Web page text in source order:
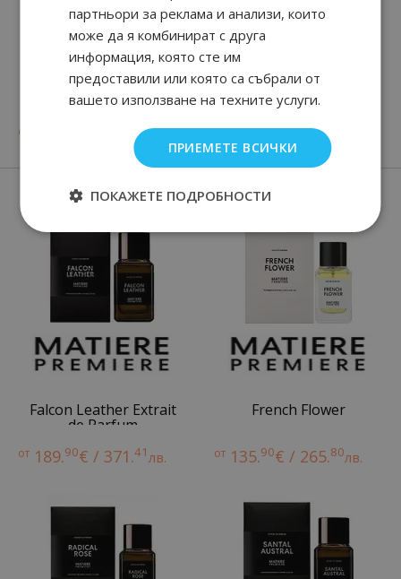
L'Eau d'Issey Pour
Homme Eau&Cedre
от лв.
Le Sel d'Issey
47.90€ / 93.68 лв.
Falcon Leather Extrait
de Parfum
от 189.90€ / 371.41лв.
French Flower
от 135.90€ / 265.80лв.
партньори за реклама и анализи, които
може да я комбинират с друга
информация, която сте им
предоставили или която са събрали от
вашето използване на техните услуги.
ПРИЕМЕТЕ ВСИЧКИ
ПОКАЖЕТЕ ПОДРОБНОСТИ